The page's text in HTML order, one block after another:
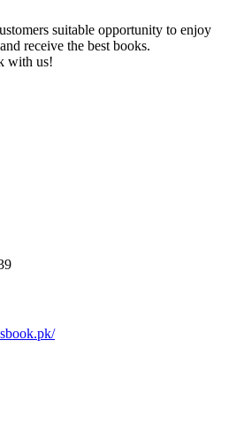
suitable opportunity to enjoy
receive the best books.
with us!